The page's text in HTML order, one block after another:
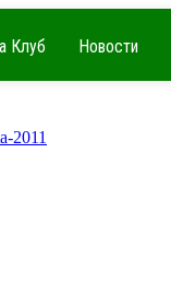
Клуб Новости
2011